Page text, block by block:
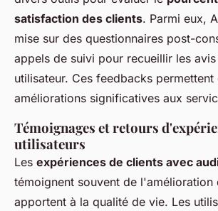
satisfaction des clients. Parmi eux,
mise sur des questionnaires post-
appels de suivi pour recueillir les
utilisateur. Ces feedbacks
améliorations significatives aux
Témoignages et retours
utilisateurs
Les expériences de clients avec
témoignent souvent de l'amélioration
apportent à la qualité de vie. Les